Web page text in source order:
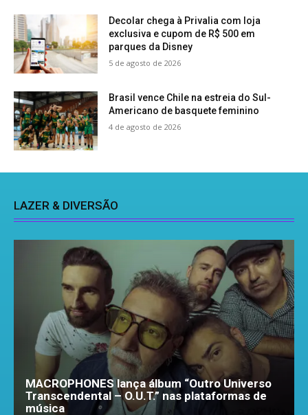
Decolar chega à Privalia com loja
exclusiva e cupom de R$ 500 em
parques da Disney
5 de agosto de 2026
Brasil vence Chile na estreia do Sul-
Americano de basquete feminino
4 de agosto de 2026
LAZER & DIVERSÃO
MACROPHONES lança álbum “Outro Universo
Transcendental – O.U.T.” nas plataformas de
música